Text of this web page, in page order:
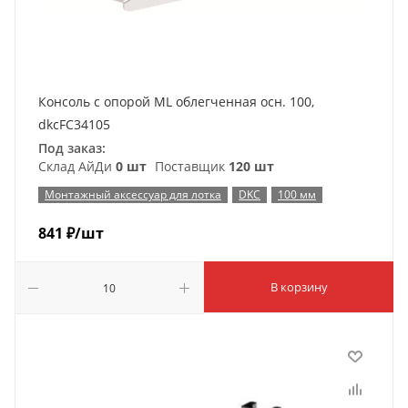
Консоль с опорой ML облегченная осн. 100,
dkcFC34105
Под заказ:
Склад АйДи 0 шт Поставщик 120 шт
Монтажный аксессуар для лотка DKC 100 мм
841 ₽/шт
В корзину